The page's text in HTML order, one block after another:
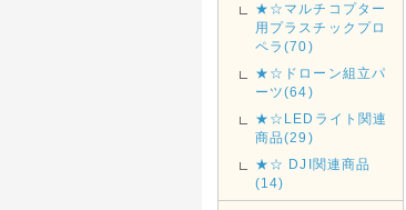
★☆マルチコプター
用プラスチックプロ
ペラ(70)
★☆ドローン組立パ
ーツ(64)
★☆LEDライト関連
商品(29)
★☆ DJI関連商品
(14)